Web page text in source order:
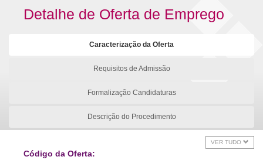
Detalhe de Oferta de Emprego
Caracterização da Oferta
Requisitos de Admissão
Formalização Candidaturas
Descrição do Procedimento
VER TUDO
Código da Oferta: